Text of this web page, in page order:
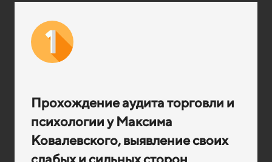
Прохождение аудита торговли и
психологии у Максима
Ковалевского, выявление своих